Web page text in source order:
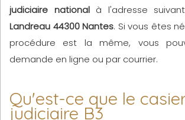
judiciaire nationalà l'adresse
Landreau 44300 Nantes. Si vous êtes
procédure est la même, vous
demande en ligne ou par courrier.
Qu'est-ce que le
judiciaire B3